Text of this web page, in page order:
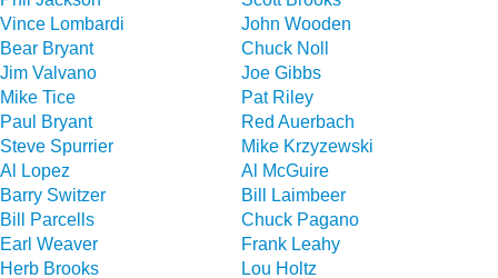
Vince Lombardi
John Wooden
Bear Bryant
Chuck Noll
Jim Valvano
Joe Gibbs
Mike Tice
Pat Riley
Paul Bryant
Red Auerbach
Steve Spurrier
Mike Krzyzewski
Al Lopez
Al McGuire
Barry Switzer
Bill Laimbeer
Bill Parcells
Chuck Pagano
Earl Weaver
Frank Leahy
Herb Brooks
Lou Holtz